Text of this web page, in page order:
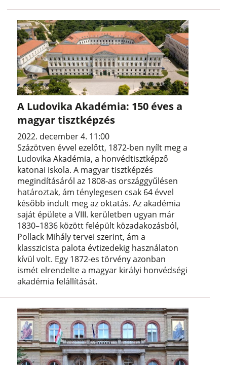
A Ludovika Akadémia: 150 éves a
magyar tisztképzés
2022. december 4. 11:00
Százötven évvel ezelőtt, 1872-ben nyílt meg a
Ludovika Akadémia, a honvédtisztképző
katonai iskola. A magyar tisztképzés
megindításáról az 1808-as országgyűlésen
határoztak, ám ténylegesen csak 64 évvel
később indult meg az oktatás. Az akadémia
saját épülete a VIII. kerületben ugyan már
1830–1836 között felépült közadakozásból,
Pollack Mihály tervei szerint, ám a
klasszicista palota évtizedekig használaton
kívül volt. Egy 1872-es törvény azonban
ismét elrendelte a magyar királyi honvédségi
akadémia felállítását.